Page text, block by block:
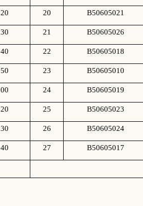
20 20 B50605021
30 21 B50605026
40 22 B50605018
50 23 B50605010
00 24 B50605019
20 25 B50605023
30 26 B50605024
40 27 B50605017